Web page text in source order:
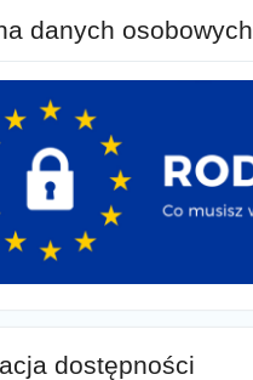
danych osobowych
dostępności